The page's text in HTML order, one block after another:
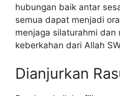
hubungan baik antar
semua dapat menjadi
menjaga silaturahmi dan
keberkahan dari Allah
Dianjurkan